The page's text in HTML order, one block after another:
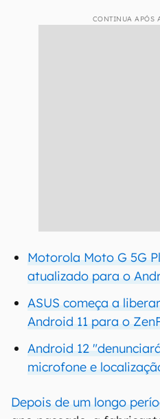
CONTINUA APÓS
Motorola Moto G 5G
atualizado para o
ASUS começa a
Android 11 para o
Android 12
microfone e
Depois de um longo